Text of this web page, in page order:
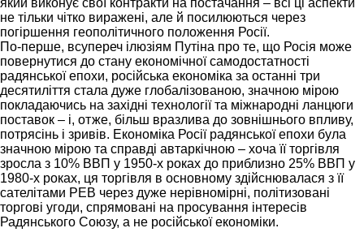
не тільки чітко виражені, але й посилюються через
погіршення геополітичного положення Росії.
По-перше, всупереч ілюзіям Путіна про те, що Росія може
повернутися до стану економічної самодостатності
радянської епохи, російська економіка за останні три
десятиліття стала дуже глобалізованою, значною мірою
покладаючись на західні технології та міжнародні ланцюги
поставок – і, отже, більш вразлива до зовнішнього впливу,
потрясінь і зривів. Економіка Росії радянської епохи була
значною мірою та справді автаркічною – хоча її торгівля
зросла з 10% ВВП у 1950-х роках до приблизно 25% ВВП у
1980-х роках, ця торгівля в основному здійснювалася з її
сателітами РЕВ через дуже нерівномірні, політизовані
торгові угоди, спрямовані на просування інтересів
Радянського Союзу, а не російської економіки.